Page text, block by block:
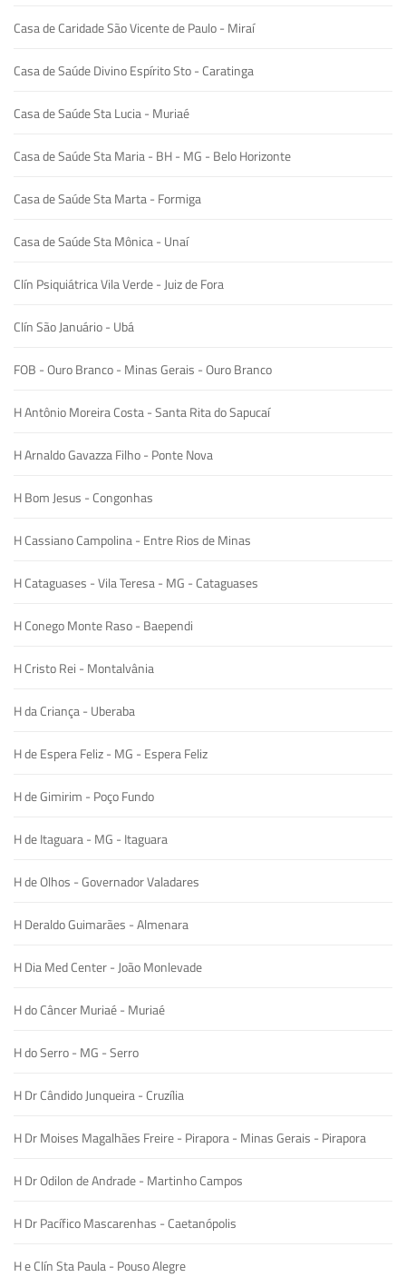
Casa de Caridade São Vicente de Paulo - Miraí
Casa de Saúde Divino Espírito Sto - Caratinga
Casa de Saúde Sta Lucia - Muriaé
Casa de Saúde Sta Maria - BH - MG - Belo Horizonte
Casa de Saúde Sta Marta - Formiga
Casa de Saúde Sta Mônica - Unaí
Clín Psiquiátrica Vila Verde - Juiz de Fora
Clín São Januário - Ubá
FOB - Ouro Branco - Minas Gerais - Ouro Branco
H Antônio Moreira Costa - Santa Rita do Sapucaí
H Arnaldo Gavazza Filho - Ponte Nova
H Bom Jesus - Congonhas
H Cassiano Campolina - Entre Rios de Minas
H Cataguases - Vila Teresa - MG - Cataguases
H Conego Monte Raso - Baependi
H Cristo Rei - Montalvânia
H da Criança - Uberaba
H de Espera Feliz - MG - Espera Feliz
H de Gimirim - Poço Fundo
H de Itaguara - MG - Itaguara
H de Olhos - Governador Valadares
H Deraldo Guimarães - Almenara
H Dia Med Center - João Monlevade
H do Câncer Muriaé - Muriaé
H do Serro - MG - Serro
H Dr Cândido Junqueira - Cruzília
H Dr Moises Magalhães Freire - Pirapora - Minas Gerais - Pirapora
H Dr Odilon de Andrade - Martinho Campos
H Dr Pacífico Mascarenhas - Caetanópolis
H e Clín Sta Paula - Pouso Alegre